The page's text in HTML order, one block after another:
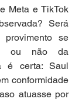
Meta e TikTok
Será
se
ou não da
é certa: Saul
conformidade
atuasse por